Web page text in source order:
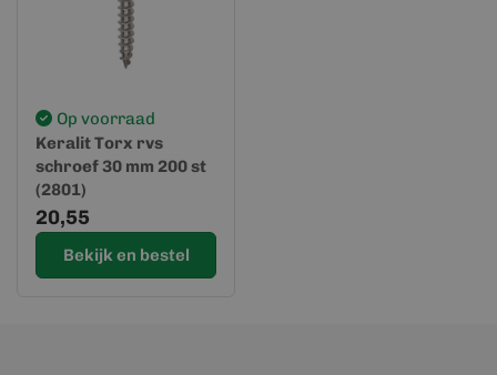
Op voorraad
Keralit Torx rvs
schroef 30 mm 200 st
(2801)
20,55
Bekijk en bestel